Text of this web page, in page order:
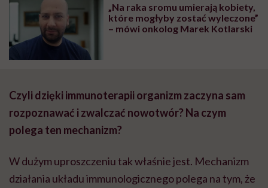
„Na raka sromu umierają kobiety,
które mogłyby zostać wyleczone”
– mówi onkolog Marek Kotlarski
Czyli dzięki immunoterapii organizm zaczyna sam
rozpoznawać i zwalczać nowotwór? Na czym
polega ten mechanizm?
W dużym uproszczeniu tak właśnie jest. Mechanizm
działania układu immunologicznego polega na tym, że